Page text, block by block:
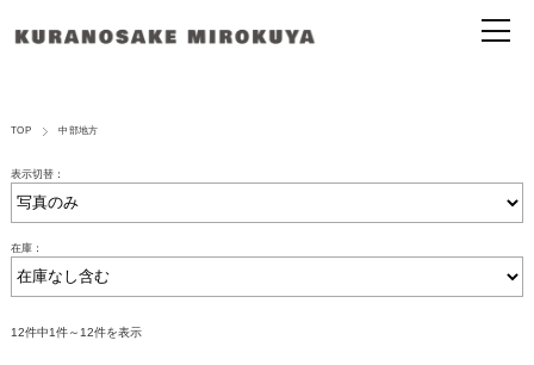
TOP 中部地方
表示切替：
在庫：
12件中1件～12件を表示